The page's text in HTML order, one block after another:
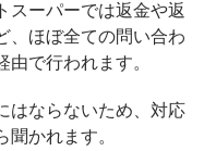
スーパーでは返金や返
、ほぼ全ての問い合わ
で行われます。
はならないため、対応
かれます。